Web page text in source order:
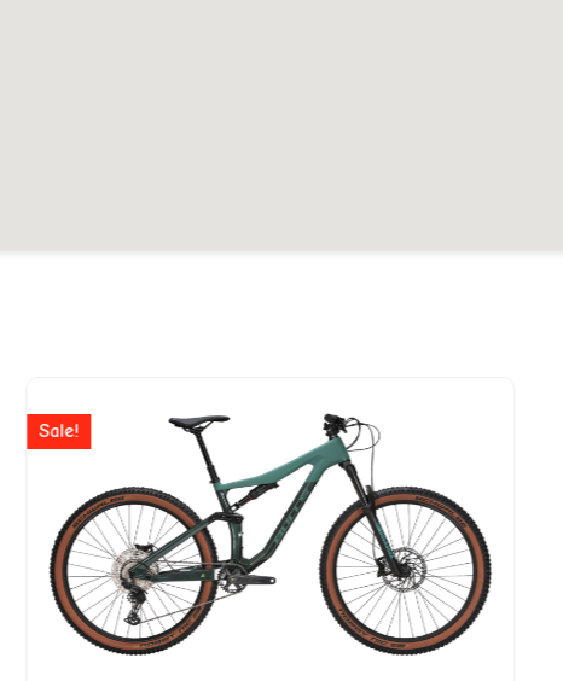
Sale!
Preis
war:
CHF 3'499
ist:
CHF 2'727.